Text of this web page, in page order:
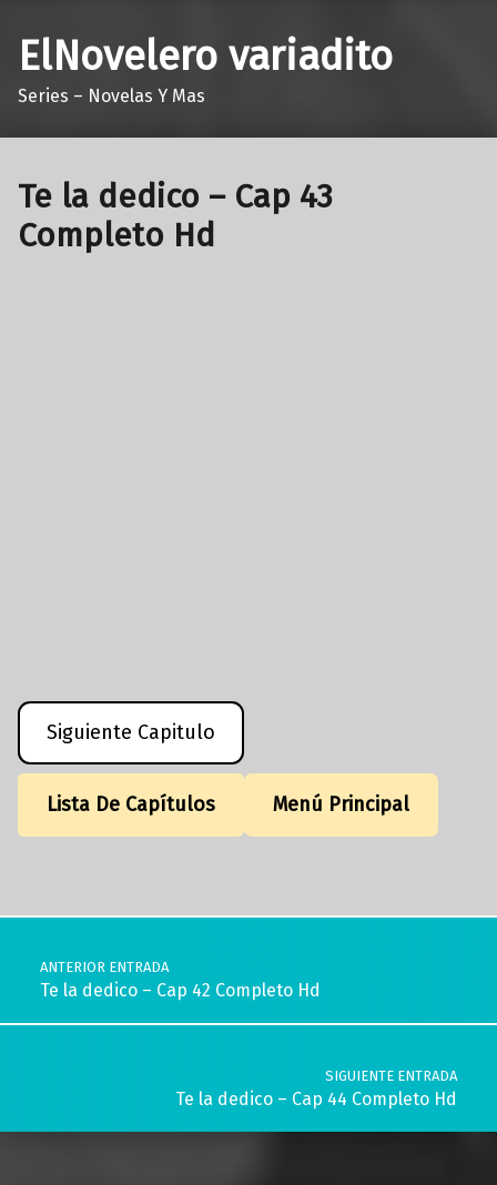
ElNovelero variadito
Series – Novelas Y Mas
Te la dedico – Cap 43
Completo Hd
Siguiente Capitulo
Lista De Capítulos Menú Principal
Navegación de entradas
ANTERIOR ENTRADA
Te la dedico – Cap 42 Completo Hd
SIGUIENTE ENTRADA
Te la dedico – Cap 44 Completo Hd